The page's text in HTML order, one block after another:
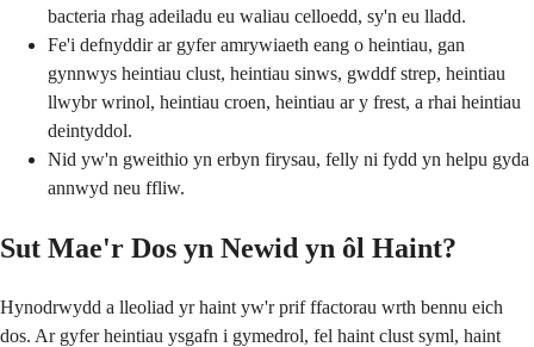
bacteria rhag adeiladu eu waliau celloedd, sy'n eu lladd.
Fe'i defnyddir ar gyfer amrywiaeth eang o heintiau, gan
gynnwys heintiau clust, heintiau sinws, gwddf strep, heintiau
llwybr wrinol, heintiau croen, heintiau ar y frest, a rhai heintiau
deintyddol.
Nid yw'n gweithio yn erbyn firysau, felly ni fydd yn helpu gyda
annwyd neu ffliw.
Sut Mae'r Dos yn Newid yn ôl Haint?
Hynodrwydd a lleoliad yr haint yw'r prif ffactorau wrth bennu eich
dos. Ar gyfer heintiau ysgafn i gymedrol, fel haint clust syml, haint